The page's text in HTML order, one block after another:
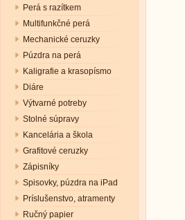
Perá s razítkem
Multifunkčné perá
Mechanické ceruzky
Púzdra na perá
Kaligrafie a krasopísmo
Diáre
Výtvarné potreby
Stolné súpravy
Kancelária a škola
Grafitové ceruzky
Zápisníky
Spisovky, púzdra na iPad
Príslušenstvo, atramenty
Ručný papier